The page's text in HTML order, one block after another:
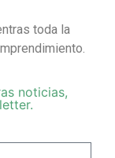
toda la
noticias,